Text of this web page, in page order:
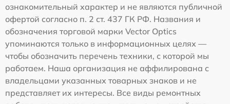
ознакомительный характер и не являются публичной
офертой согласно п. 2 ст. 437 ГК РФ. Названия и
обозначения торговой марки Vector Optics
упоминаются только в информационных целях —
чтобы обозначить перечень техники, с которой мы
работаем. Наша организация не аффилирована с
владельцами указанных товарных знаков и не
представляет их интересы. Все виды ремонтных